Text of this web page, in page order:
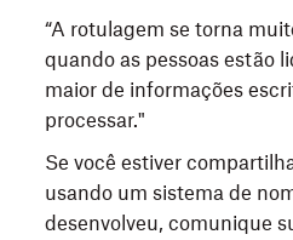
“A rotulagem se torna
quando as pessoas estão
maior de informações
processar."
Se você estiver
usando um sistema de
desenvolveu, comunique